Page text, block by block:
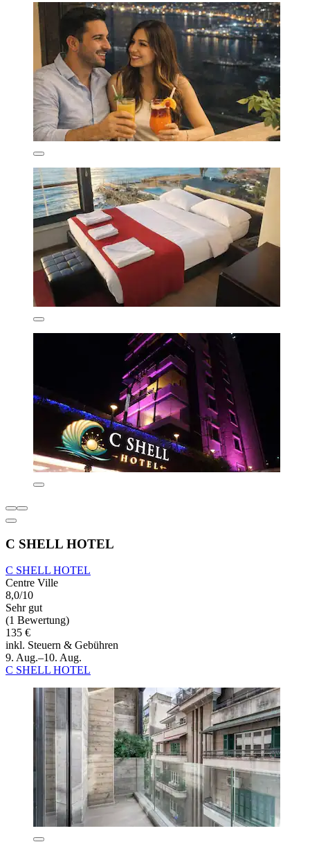
C SHELL HOTEL
C SHELL HOTEL
Centre Ville
8,0/10
Sehr gut
(1 Bewertung)
135 €
inkl. Steuern & Gebühren
9. Aug.–10. Aug.
C SHELL HOTEL